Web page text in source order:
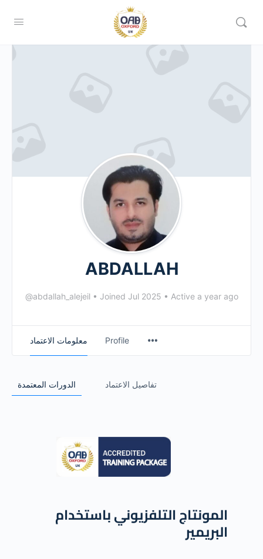
ABDALLAH
@abdallah_alejeil • Joined Jul 2025 • Active a year ago
معلومات الاعتماد Profile
الدورات المعتمدة تفاصيل الاعتماد
المونتاج التلفزيوني باستخدام
البريمير